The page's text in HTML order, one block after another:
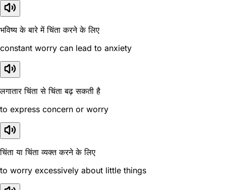
भविष्य के बारे में चिंता करने के लिए
constant worry can lead to anxiety
लगातार चिंता से चिंता बढ़ सकती है
to express concern or worry
चिंता या चिंता व्यक्त करने के लिए
to worry excessively about little things